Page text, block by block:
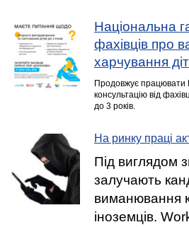
Національна
фахівців про
харчування
Продовжує працювати
консультацію від
до 3 років.
На ринку праці
Під виглядом
залучають
виманювання
іноземців.